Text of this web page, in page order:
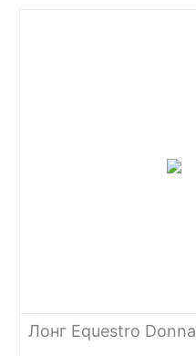
Лонг Equestro Donna